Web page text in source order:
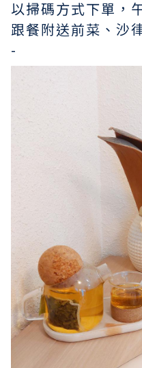
以掃碼方式下單，
跟餐附送前菜、沙
-